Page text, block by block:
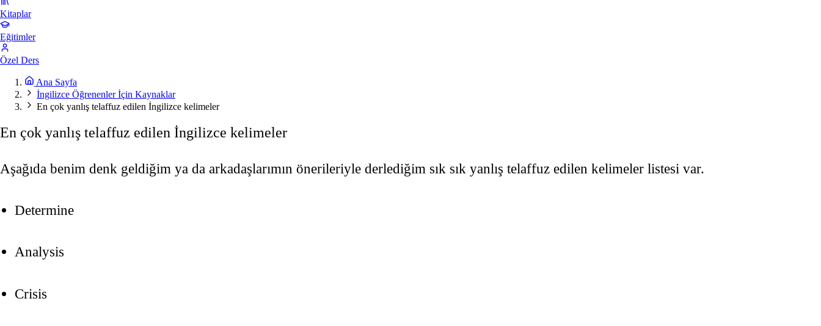
Kitaplar
Eğitimler
Özel Ders
Ana Sayfa
İngilizce Öğrenenler İçin Kaynaklar
En çok yanlış telaffuz edilen İngilizce kelimeler
En çok yanlış telaffuz edilen İngilizce kelimeler
Aşağıda benim denk geldiğim ya da arkadaşlarımın önerileriyle derlediğim sık sık yanlış telaffuz edilen kelimeler listesi var.
Determine
Analysis
Crisis